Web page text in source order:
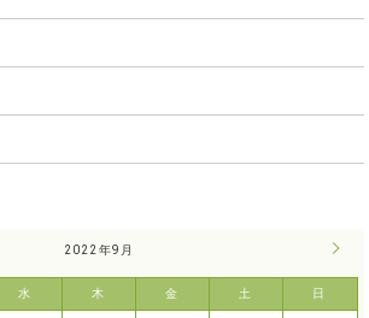
2022年9月
水 木 金 土 日
10